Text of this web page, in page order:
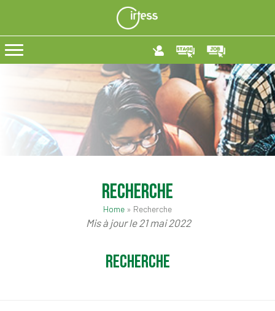
Recherche
Home » Recherche
Mis à jour le 21 mai 2022
Recherche